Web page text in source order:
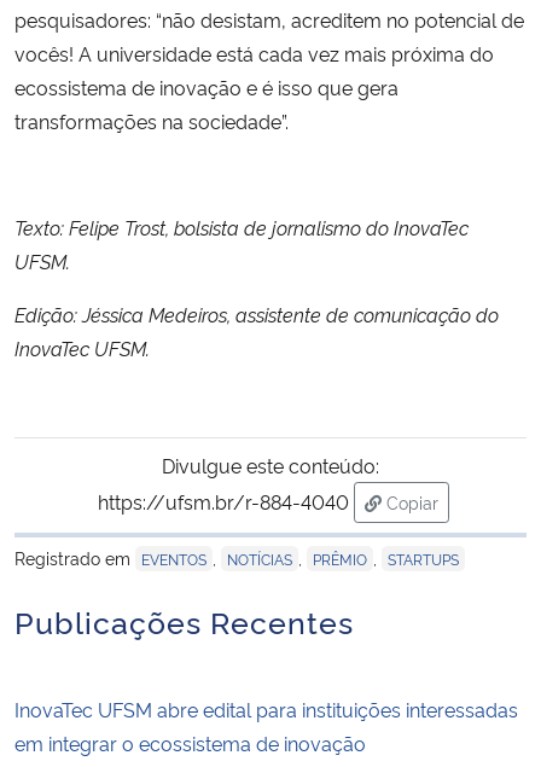
pesquisadores: “não desistam, acreditem no potencial de
vocês! A universidade está cada vez mais próxima do
ecossistema de inovação e é isso que gera
transformações na sociedade”.
Texto: Felipe Trost, bolsista de jornalismo do InovaTec
UFSM.
Edição: Jéssica Medeiros, assistente de comunicação do
InovaTec UFSM.
Divulgue este conteúdo:
https://ufsm.br/r-884-4040
Copiar
para área de
Registrado em
EVENTOS NOTÍCIAS PRÊMIO STARTUPS
Publicações Recentes
InovaTec UFSM abre edital para instituições interessadas
em integrar o ecossistema de inovação